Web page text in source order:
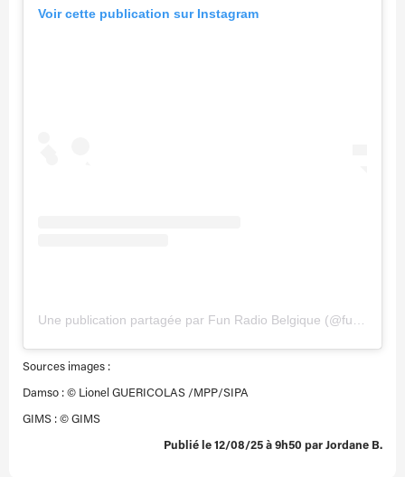
Voir cette publication sur Instagram
Sources images :
Damso : © Lionel GUERICOLAS /MPP/SIPA
GIMS : © GIMS
Publié le 12/08/25 à 9h50 par Jordane B.